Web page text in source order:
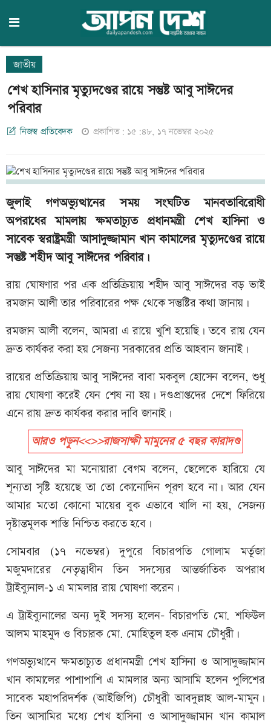
জাতীয়
শেখ হাসিনার মৃত্যুদণ্ডের রায়ে সন্তুষ্ট আবু সাঈদের
পরিবার
নিজস্ব প্রতিবেদক প্রকাশিত: ১৫:৪৮, ১৭ নভেম্বর ২০২৫
জুলাই গণঅভ্যুত্থানের সময় সংঘটিত মানবতাবিরোধী
অপরাধের মামলায় ক্ষমতাচ্যুত প্রধানমন্ত্রী শেখ হাসিনা ও
সাবেক স্বরাষ্ট্রমন্ত্রী আসাদুজ্জামান খান কামালের মৃত্যুদণ্ডের রায়ে
সন্তুষ্ট শহীদ আবু সাঈদের পরিবার।
রায় ঘোষণার পর এক প্রতিক্রিয়ায় শহীদ আবু সাঈদের বড় ভাই
রমজান আলী তার পরিবারের পক্ষ থেকে সন্তুষ্টির কথা জানায়।
রমজান আলী বলেন, আমরা এ রায়ে খুশি হয়েছি। তবে রায় যেন
দ্রুত কার্যকর করা হয় সেজন্য সরকারের প্রতি আহবান জানাই।
রায়ের প্রতিক্রিয়ায় আবু সাঈদের বাবা মকবুল হোসেন বলেন, শুধু
রায় ঘোষণা করেই যেন শেষ না হয়। দণ্ডপ্রাপ্তদের দেশে ফিরিয়ে
এনে রায় দ্রুত কার্যকর করার দাবি জানাই।
আরও পড়ুন<<>>রাজসাক্ষী মামুনের ৫ বছর কারাদণ্ড
আবু সাঈদের মা মনোয়ারা বেগম বলেন, ছেলেকে হারিয়ে যে
শূন্যতা সৃষ্টি হয়েছে তা তো কোনোদিন পূরণ হবে না। আর যেন
আমার মতো কোনো মায়ের বুক এভাবে খালি না হয়, সেজন্য
দৃষ্টান্তমূলক শাস্তি নিশ্চিত করতে হবে।
সোমবার (১৭ নভেম্বর) দুপুরে বিচারপতি গোলাম মর্তূজা
মজুমদারের নেতৃত্বাধীন তিন সদস্যের আন্তর্জাতিক অপরাধ
ট্রাইব্যুনাল-১ এ মামলার রায় ঘোষণা করেন।
এ ট্রাইব্যুনালের অন্য দুই সদস্য হলেন- বিচারপতি মো. শফিউল
আলম মাহমুদ ও বিচারক মো. মোহিতুল হক এনাম চৌধুরী।
গণঅভ্যুত্থানে ক্ষমতাচ্যুত প্রধানমন্ত্রী শেখ হাসিনা ও আসাদুজ্জামান
খান কামালের পাশাপাশি এ মামলার অন্য আসামি হলেন পুলিশের
সাবেক মহাপরিদর্শক (আইজিপি) চৌধুরী আবদুল্লাহ আল-মামুন।
তিন আসামির মধ্যে শেখ হাসিনা ও আসাদুজ্জামান খান কামাল